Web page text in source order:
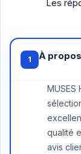
Les
1 À propos
MUSES
qualité
avis